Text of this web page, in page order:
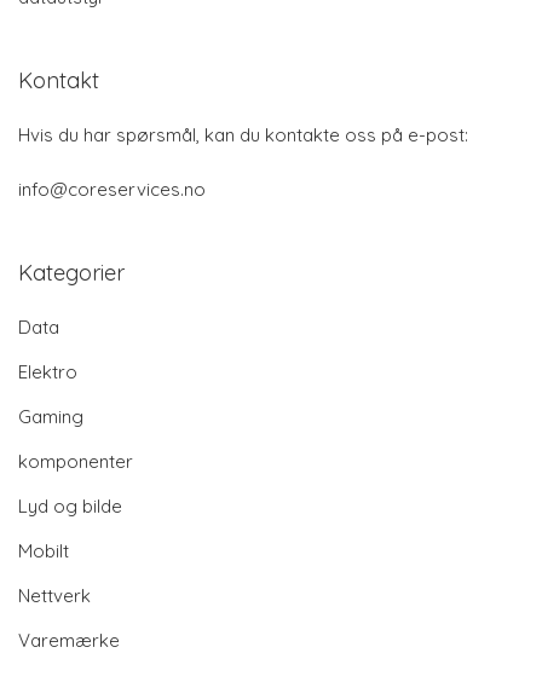
Kontakt
Hvis du har spørsmål, kan du kontakte oss på e-post:
info@coreservices.no
Kategorier
Data
Elektro
Gaming
komponenter
Lyd og bilde
Mobilt
Nettverk
Varemærke